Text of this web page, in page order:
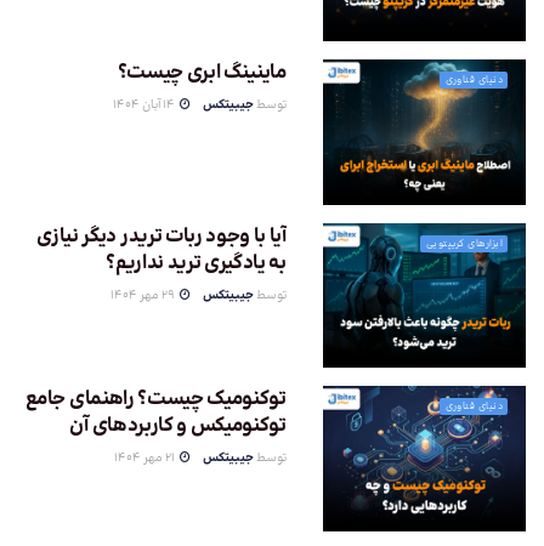
دنیای فناوری ماینینگ ابری چیست؟
توسط جیبیتکس
ابزارهای کریپتویی
آیا با وجود ربات تریدر دیگر نیازی
به یادگیری ترید نداریم؟
توسط جیبیتکس
دنیای فناوری
توکنومیک چیست؟ راهنمای جامع
توکنومیکس و کاربردهای آن
توسط جیبیتکس